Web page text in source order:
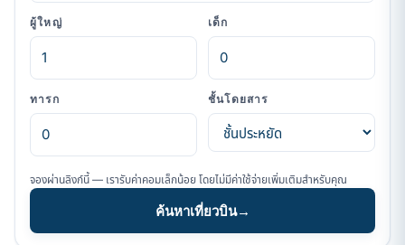
ผู้ใหญ่ เด็ก
ทารก ชั้นโดยสาร
จองผ่านลิงก์นี้ — เรารับค่าคอมเล็กน้อย โดยไม่มีค่าใช้จ่ายเพิ่มเติมสำหรับคุณ
ค้นหาเที่ยวบิน→